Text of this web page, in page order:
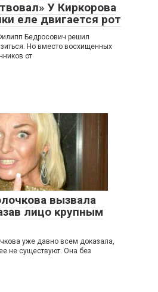
У Киркорова
еле двигается рот
Бедросович решил
Но вместо восхищенных
от
вызвала
лицо крупным
уже давно всем доказала,
не существуют. Она без